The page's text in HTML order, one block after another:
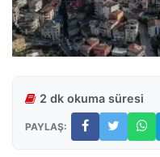
2 dk okuma süresi
PAYLAŞ: